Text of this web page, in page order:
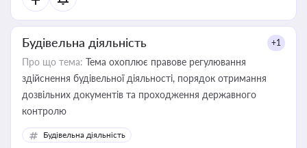
Будівельна діяльність +1
Про що тема: Тема охоплює правове регулювання
здійснення будівельної діяльності, порядок отримання
дозвільних документів та проходження державного
контролю
Будівельна діяльність